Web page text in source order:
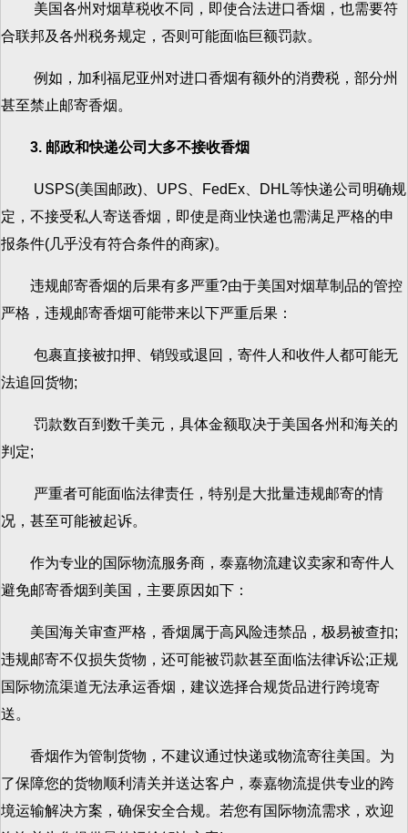
美国各州对烟草税收不同，即使合法进口香烟，也需要符
合联邦及各州税务规定，否则可能面临巨额罚款。
例如，加利福尼亚州对进口香烟有额外的消费税，部分州
甚至禁止邮寄香烟。
3. 邮政和快递公司大多不接收香烟
USPS(美国邮政)、UPS、FedEx、DHL等快递公司明确规
定，不接受私人寄送香烟，即使是商业快递也需满足严格的申
报条件(几乎没有符合条件的商家)。
违规邮寄香烟的后果有多严重?由于美国对烟草制品的管控
严格，违规邮寄香烟可能带来以下严重后果：
包裹直接被扣押、销毁或退回，寄件人和收件人都可能无
法追回货物;
罚款数百到数千美元，具体金额取决于美国各州和海关的
判定;
严重者可能面临法律责任，特别是大批量违规邮寄的情
况，甚至可能被起诉。
作为专业的国际物流服务商，泰嘉物流建议卖家和寄件人
避免邮寄香烟到美国，主要原因如下：
美国海关审查严格，香烟属于高风险违禁品，极易被查扣;
违规邮寄不仅损失货物，还可能被罚款甚至面临法律诉讼;正规
国际物流渠道无法承运香烟，建议选择合规货品进行跨境寄
送。
香烟作为管制货物，不建议通过快递或物流寄往美国。为
了保障您的货物顺利清关并送达客户，泰嘉物流提供专业的跨
境运输解决方案，确保安全合规。若您有国际物流需求，欢迎